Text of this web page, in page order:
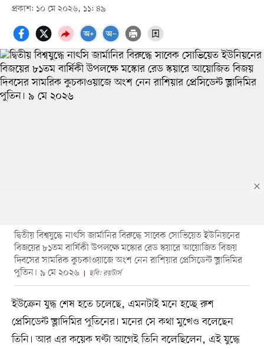
প্রকাশ: ১০ মে ২০২৬, ১১: ৪৯
দ্বিতীয় বিশ্বযুদ্ধে নাৎসি জার্মানির বিরুদ্ধে সাবেক সোভিয়েত ইউনিয়নের
বিজয়ের ৮১তম বার্ষিকী উপলক্ষে মস্কোর রেড স্কয়ারে আয়োজিত বিজয়
দিবসের সামরিক কুচকাওয়াজে অংশ নেন রাশিয়ার প্রেসিডেন্ট ভ্লাদিমির
পুতিন। ৯ মে ২০২৬
ছবি: রয়টার্স
ইউক্রেন যুদ্ধ শেষ হতে চলেছে, এমনটাই মনে হচ্ছে রুশ
প্রেসিডেন্ট ভ্লাদিমির পুতিনের। মনের সে কথা মুখেও বলেছেন
তিনি। আর এর কয়েক ঘণ্টা আগেই তিনি বলেছিলেন, এই যুদ্ধে